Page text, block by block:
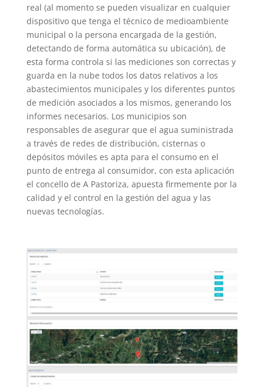
real (al momento se pueden visualizar en cualquier
dispositivo que tenga el técnico de medioambiente
municipal o la persona encargada de la gestión,
detectando de forma automática su ubicación), de
esta forma controla si las mediciones son correctas y
guarda en la nube todos los datos relativos a los
abastecimientos municipales y los diferentes puntos
de medición asociados a los mismos, generando los
informes necesarios. Los municipios son
responsables de asegurar que el agua suministrada
a través de redes de distribución, cisternas o
depósitos móviles es apta para el consumo en el
punto de entrega al consumidor, con esta aplicación
el concello de A Pastoriza, apuesta firmemente por la
calidad y el control en la gestión del agua y las
nuevas tecnologías.